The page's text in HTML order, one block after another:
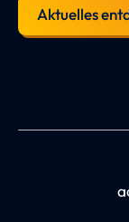
Aktuelles